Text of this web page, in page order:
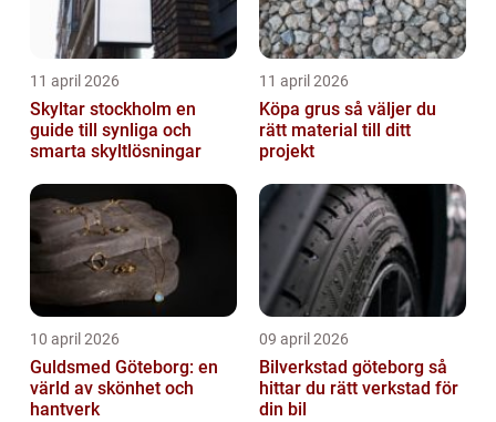
11 april 2026
Skyltar stockholm en
guide till synliga och
smarta skyltlösningar
11 april 2026
Köpa grus så väljer du
rätt material till ditt
projekt
10 april 2026
Guldsmed Göteborg: en
värld av skönhet och
hantverk
09 april 2026
Bilverkstad göteborg så
hittar du rätt verkstad för
din bil